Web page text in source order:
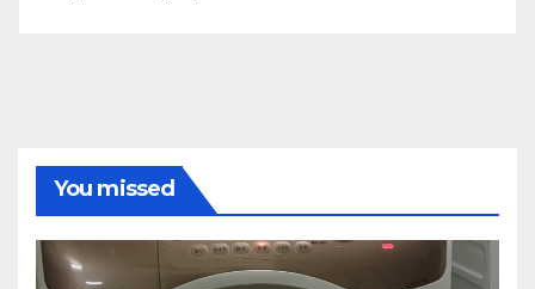
You missed